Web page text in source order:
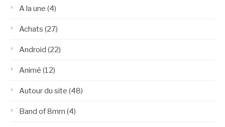
A la une (4)
Achats (27)
Android (22)
Animé (12)
Autour du site (48)
Band of 8mm (4)